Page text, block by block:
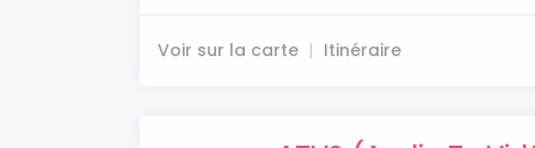
Voir sur la carte Itinéraire